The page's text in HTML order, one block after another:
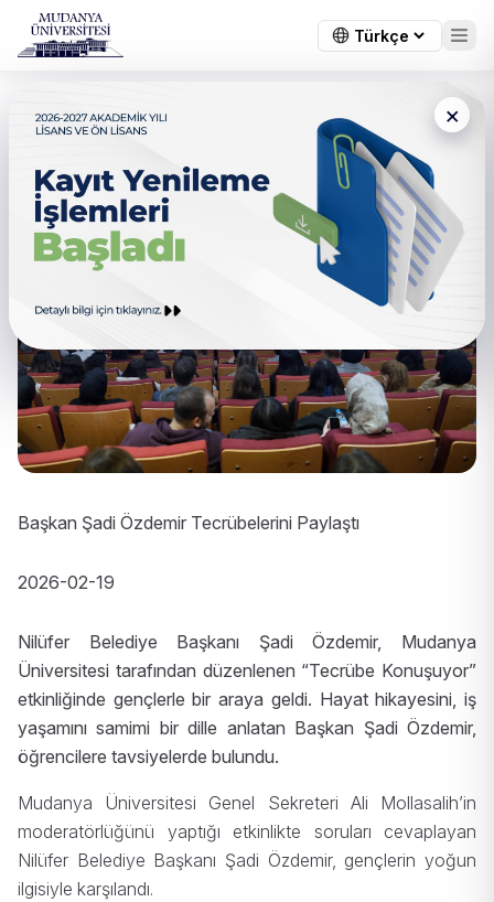
×
Başkan Şadi Özdemir
Tecrübelerini Paylaştı
Başkan Şadi Özdemir Tecrübelerini Paylaştı
2026-02-19
Nilüfer Belediye Başkanı Şadi Özdemir, Mudanya
Üniversitesi tarafından düzenlenen “Tecrübe Konuşuyor”
etkinliğinde gençlerle bir araya geldi. Hayat hikayesini, iş
yaşamını samimi bir dille anlatan Başkan Şadi Özdemir,
öğrencilere tavsiyelerde bulundu.
Mudanya Üniversitesi Genel Sekreteri Ali Mollasalih’in
moderatörlüğünü yaptığı etkinlikte soruları cevaplayan
Nilüfer Belediye Başkanı Şadi Özdemir, gençlerin yoğun
ilgisiyle karşılandı.